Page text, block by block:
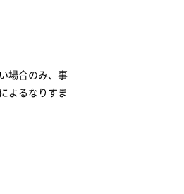
場合のみ、事
よるなりすま